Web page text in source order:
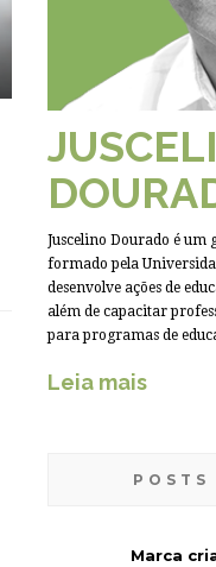
Juscelino Dourado é
formado pela
desenvolve ações de
além de capacitar
para programas de
Leia mais
POSTS
Marca